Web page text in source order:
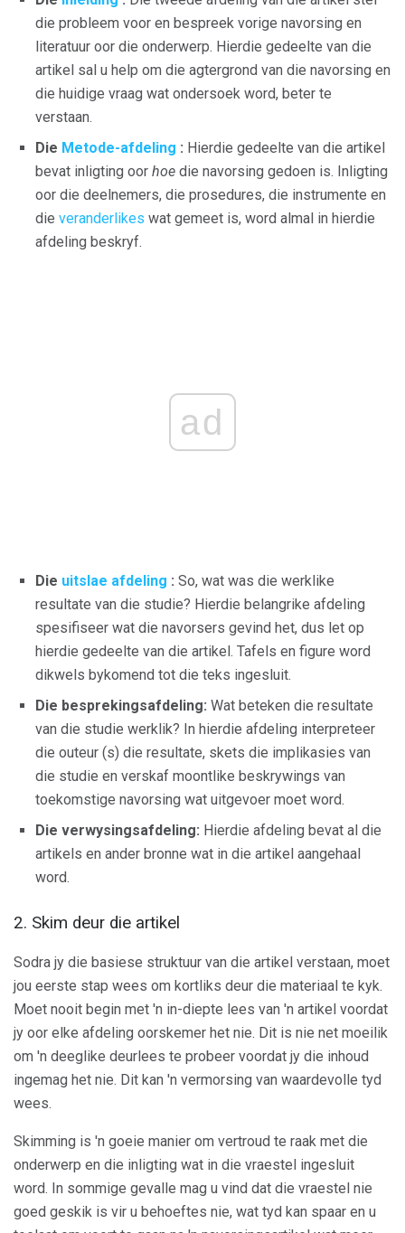
die probleem voor en bespreek vorige navorsing en
literatuur oor die onderwerp. Hierdie gedeelte van die
artikel sal u help om die agtergrond van die navorsing en
die huidige vraag wat ondersoek word, beter te
verstaan.
Die Metode-afdeling : Hierdie gedeelte van die artikel
bevat inligting oor hoe die navorsing gedoen is. Inligting
oor die deelnemers, die prosedures, die instrumente en
die veranderlikes wat gemeet is, word almal in hierdie
afdeling beskryf.
ad
Die uitslae afdeling : So, wat was die werklike
resultate van die studie? Hierdie belangrike afdeling
spesifiseer wat die navorsers gevind het, dus let op
hierdie gedeelte van die artikel. Tafels en figure word
dikwels bykomend tot die teks ingesluit.
Die besprekingsafdeling: Wat beteken die resultate
van die studie werklik? In hierdie afdeling interpreteer
die outeur (s) die resultate, skets die implikasies van
die studie en verskaf moontlike beskrywings van
toekomstige navorsing wat uitgevoer moet word.
Die verwysingsafdeling: Hierdie afdeling bevat al die
artikels en ander bronne wat in die artikel aangehaal
word.
2. Skim deur die artikel
Sodra jy die basiese struktuur van die artikel verstaan, moet
jou eerste stap wees om kortliks deur die materiaal te kyk.
Moet nooit begin met 'n in-diepte lees van 'n artikel voordat
jy oor elke afdeling oorskemer het nie. Dit is nie net moeilik
om 'n deeglike deurlees te probeer voordat jy die inhoud
ingemag het nie. Dit kan 'n vermorsing van waardevolle tyd
wees.
Skimming is 'n goeie manier om vertroud te raak met die
onderwerp en die inligting wat in die vraestel ingesluit
word. In sommige gevalle mag u vind dat die vraestel nie
goed geskik is vir u behoeftes nie, wat tyd kan spaar en u